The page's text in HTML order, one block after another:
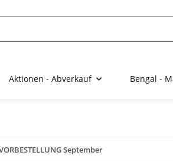
Aktionen - Abverkauf Bengal -
September